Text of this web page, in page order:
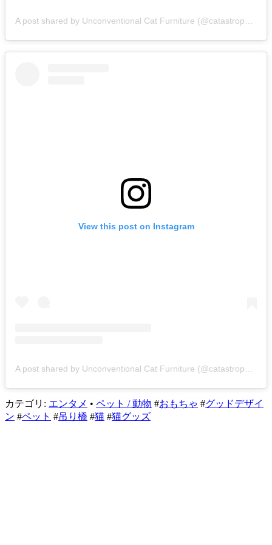
View this post on Instagram
カテゴリ: エンタメ • ペット / 動物 #おもちゃ #グッドデザイ
ン #ペット #吊り橋 #猫 #猫グッズ